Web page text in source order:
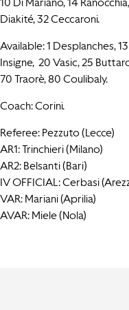
Diakité, 32 Ceccaroni.
Available: 1 Desplanches,
Insigne, 20 Vasic, 25
70 Traorè, 80 Coulibaly.
Coach: Corini.
Referee: Pezzuto (Lecce)
AR1: Trinchieri (Milano)
AR2: Belsanti (Bari)
IV OFFICIAL: Cerbasi
VAR: Mariani (Aprilia)
AVAR: Miele (Nola)